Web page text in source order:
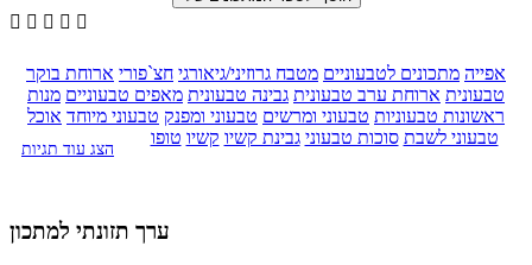
    
אפייה מתכונים לטבעוניים מטבח גרוזיני/גיאורגי חצ`פורי ארוחת בוקר
טבעונית ארוחת ערב טבעונית גבינה טבעונית מאפים טבעוניים מנות
ראשונות טבעוניות טבעוני ומרשים טבעוני ומפנק טבעוני מיוחד אוכל
טבעוני לשבת סוכות טבעוני גבינת קשיו קשיו טופו
הצג עוד תגיות
ערך תזונתי למתכון